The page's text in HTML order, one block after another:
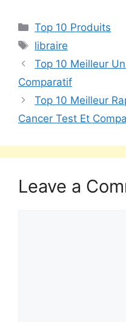
Top 10 Produits
libraire
Top 10 Meilleur
Comparatif
Top 10 Meilleur
Cancer Test Et
Leave a